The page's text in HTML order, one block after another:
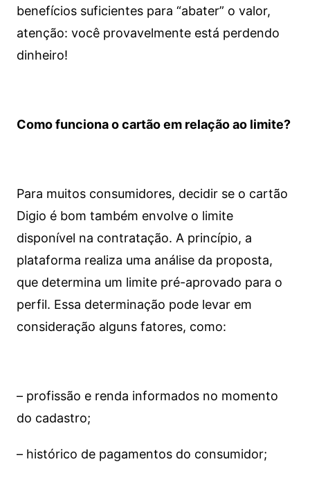
benefícios suficientes para “abater” o valor,
atenção: você provavelmente está perdendo
dinheiro!
Como funciona o cartão em relação ao limite?
Para muitos consumidores, decidir se o cartão
Digio é bom também envolve o limite
disponível na contratação. A princípio, a
plataforma realiza uma análise da proposta,
que determina um limite pré-aprovado para o
perfil. Essa determinação pode levar em
consideração alguns fatores, como:
– profissão e renda informados no momento
do cadastro;
– histórico de pagamentos do consumidor;